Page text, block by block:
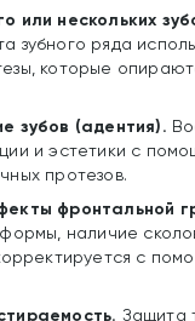
или нескольких
зубного ряда
которые
зубов (адентия).
и эстетики с
протезов.
фронтальной
наличие
с
Защита